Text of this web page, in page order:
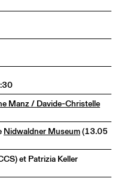
Manz / Davide-Christelle
Nidwaldner Museum(13.05
et Patrizia Keller